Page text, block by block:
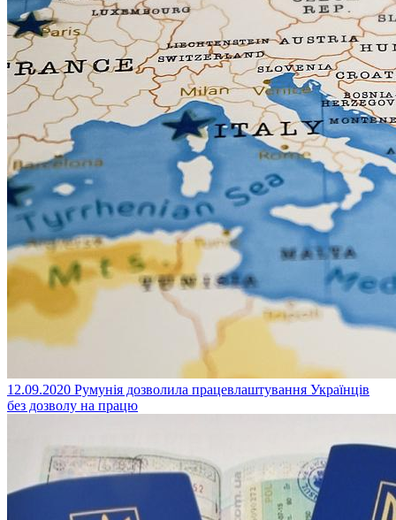
12.09.2020 Румунія дозволила працевлаштування Українців
без дозволу на працю